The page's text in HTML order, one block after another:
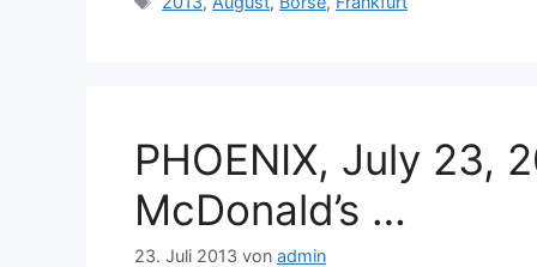
PHOENIX, July 23,
McDonald’s …
23. Juli 2013 von admin